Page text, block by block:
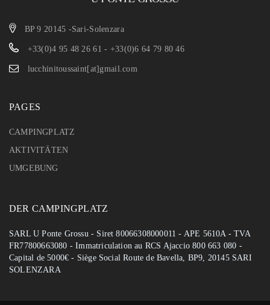
BP 9 20145 -Sari-Solenzara
+33(0)4 95 48 26 61 - +33(0)6 64 79 80 46
lucchinitoussaint[at]gmail.com
PAGES
CAMPINGPLATZ
AKTIVITÄTEN
UMGEBUNG
DER CAMPINGPLATZ
SARL U Ponte Grossu - Siret 80066308000011 - APE 5610A - TVA
FR77800663080 - Immatriculation au RCS Ajaccio 800 663 080 -
Capital de 5000€ - Siège Social Route de Bavella, BP9, 20145 SARI
SOLENZARA